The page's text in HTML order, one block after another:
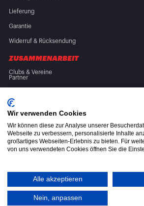
Lieferung
Garantie
Widerruf & Rücksendung
ZUSAMMENARBEIT
Clubs & Vereine
Partner
© 2026 CML Online B.V.
Wir verwenden Cookies
Wir können diese zur Analyse unserer
Webseite zu verbessern, personalisierte Inhalte
großartiges Webseiten-Erlebnis zu bieten. Für
von uns verwendeten Cookies öffnen Sie die
Alle akzeptieren
Nein, anpassen